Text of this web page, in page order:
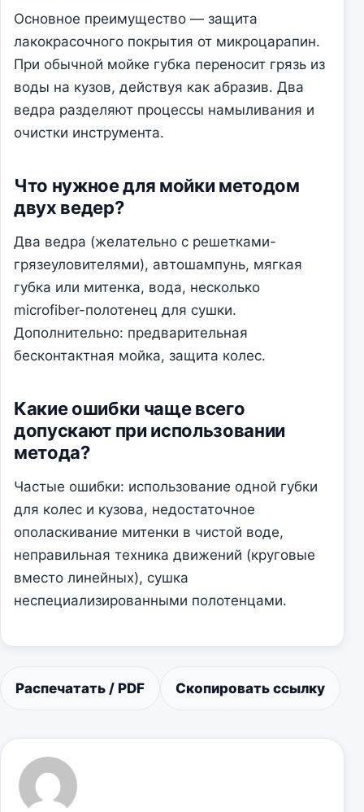
Основное преимущество — защита
лакокрасочного покрытия от микроцарапин.
При обычной мойке губка переносит грязь из
воды на кузов, действуя как абразив. Два
ведра разделяют процессы намыливания и
очистки инструмента.
Что нужное для мойки методом
двух ведер?
Два ведра (желательно с решетками-
грязеуловителями), автошампунь, мягкая
губка или митенка, вода, несколько
microfiber-полотенец для сушки.
Дополнительно: предварительная
бесконтактная мойка, защита колес.
Какие ошибки чаще всего
допускают при использовании
метода?
Частые ошибки: использование одной губки
для колес и кузова, недостаточное
ополаскивание митенки в чистой воде,
неправильная техника движений (круговые
вместо линейных), сушка
неспециализированными полотенцами.
Распечатать / PDF Скопировать ссылку